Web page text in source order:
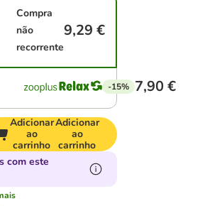
Compra
não
recorrente
9,29 €
-15% 7,90 €
Adicionar
ao
carrinho
Adicionar
ao
carrinho
com este